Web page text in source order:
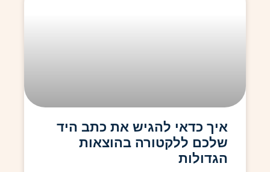
איך כדאי להגיש את כתב היד
שלכם ללקטורה בהוצאות
הגדולות